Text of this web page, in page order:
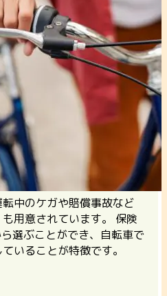
中のケガや賠償事故など
用意されています。 保険
選ぶことができ、自転車で
いることが特徴です。